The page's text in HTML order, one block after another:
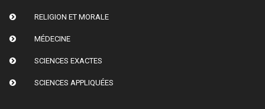
RELIGION ET MORALE
MÉDECINE
SCIENCES EXACTES
SCIENCES APPLIQUÉES